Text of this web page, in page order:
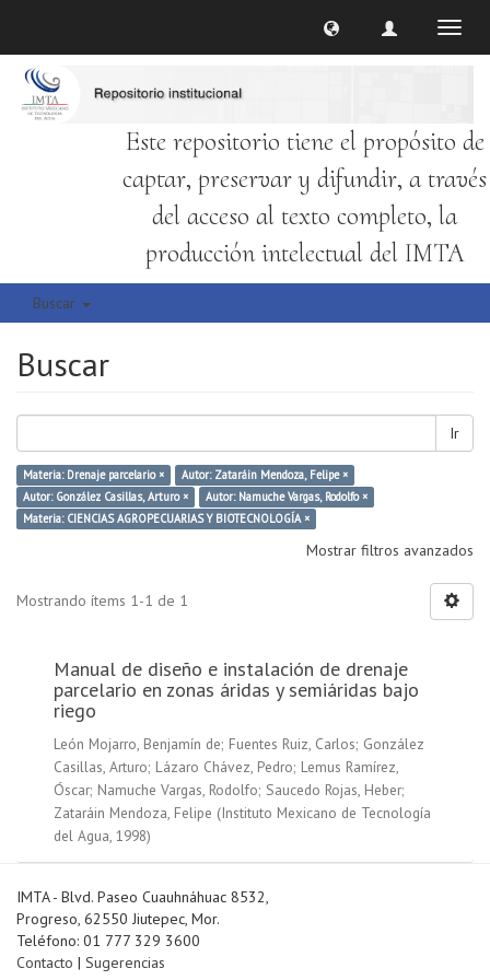
Este repositorio tiene el propósito de
captar, preservar y difundir, a través
del acceso al texto completo, la
producción intelectual del IMTA
Buscar
Buscar
Ir
Materia: Drenaje parcelario ×
Autor: Zataráin Mendoza, Felipe ×
Autor: González Casillas, Arturo ×
Autor: Namuche Vargas, Rodolfo ×
Materia: CIENCIAS AGROPECUARIAS Y BIOTECNOLOGÍA ×
Mostrar filtros avanzados
Mostrando ítems 1-1 de 1
Manual de diseño e instalación de drenaje
parcelario en zonas áridas y semiáridas bajo
riego
León Mojarro, Benjamín de; Fuentes Ruiz, Carlos; González
Casillas, Arturo; Lázaro Chávez, Pedro; Lemus Ramírez,
Óscar; Namuche Vargas, Rodolfo; Saucedo Rojas, Heber;
Zataráin Mendoza, Felipe (Instituto Mexicano de Tecnología
del Agua, 1998)
IMTA - Blvd. Paseo Cuauhnáhuac 8532,
Progreso, 62550 Jiutepec, Mor.
Teléfono: 01 777 329 3600
Contacto | Sugerencias